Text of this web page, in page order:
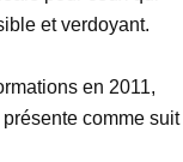
et verdoyant.
en 2011,
comme suit